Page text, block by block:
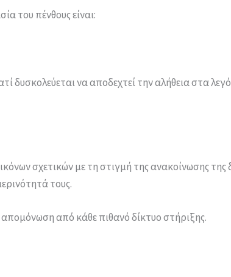
του πένθους είναι:
δυσκολεύεται να αποδεχτεί την αλήθεια στα
σχετικών με τη στιγμή της ανακοίνωσης της
τους.
από κάθε πιθανό δίκτυο στήριξης.